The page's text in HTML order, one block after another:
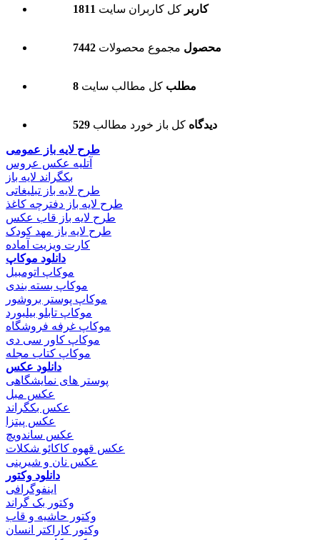
1811 کاربر کل کاربران سایت
7442 محصول مجموع محصولات
8 مطلب کل مطالب سایت
529 دیدگاه کل باز خورد مطالب
طرح لایه باز عمومی
آتلیه عکس عروس
بکگراند لایه باز
طرح لایه باز تبلیغاتی
طرح لایه باز دفترچه کاغذ
طرح لایه باز قاب عکس
طرح لایه باز مهد کودک
کارت ویزیت آماده
دانلود موکاپ
موکاپ اتومبیل
موکاپ بسته بندی
موکاپ پوستر بروشور
موکاپ تابلو بیلبورد
موکاپ غرفه فروشگاه
موکاپ کاور سی دی
موکاپ کتاب مجله
دانلود عکس
پوستر های نمایشگاهی
عکس مبل
عکس بکگراند
عکس پیتزا
عکس ساندویچ
عکس قهوه کاکائو شکلات
عکس نان و شیرینی
دانلود وکتور
اینفوگرافی
وکتور بک گراند
وکتور حاشیه و قاب
وکتور کاراکتر انسان